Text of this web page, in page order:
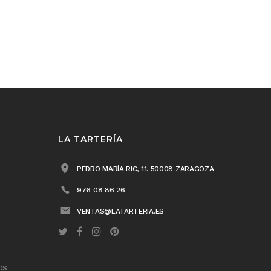
LA TARTERÍA
PEDRO MARÍA RIC, 11. 50008 ZARAGOZA
976 08 86 26
VENTAS@LATARTERIA.ES